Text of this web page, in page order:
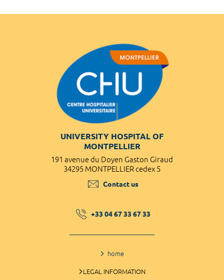
UNIVERSITY HOSPITAL OF
MONTPELLIER
191 avenue du Doyen Gaston Giraud
34295 MONTPELLIER cedex 5
Contact us
+33 04 67 33 67 33
home
LEGAL INFORMATION